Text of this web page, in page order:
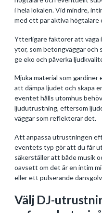
i hela lokalen. Vid mindre,
med ett par aktiva
Ytterligare faktorer att väga
ytor, som betongväggar
ge eko och påverka
Mjuka material som
att dämpa ljudet och skapa
eventet hålls utomhus
ljudutrustning, eftersom
väggar som reflekterar det.
Att anpassa utrustningen
eventets typ gör att du får
säkerställer att både musik
oavsett om det är en intim
eller ett pulserande
Välj DJ-